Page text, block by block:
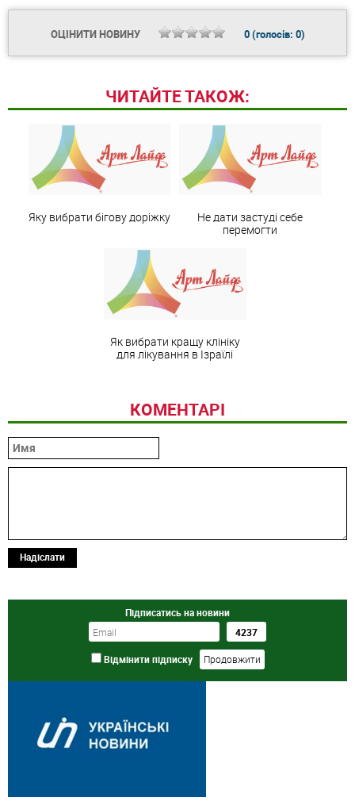
ОЦІНИТИ НОВИНУ 0(голосів: 0)
ЧИТАЙТЕ ТАКОЖ:
Яку вибрати бігову доріжку
Не дати застуді себе
перемогти
Як вибрати кращу клініку
для лікування в Ізраїлі
КОМЕНТАРІ
Надіслати
Підписатись на новини
Відмінити підписку